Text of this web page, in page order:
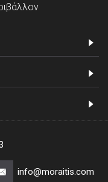
info@moraitis.com